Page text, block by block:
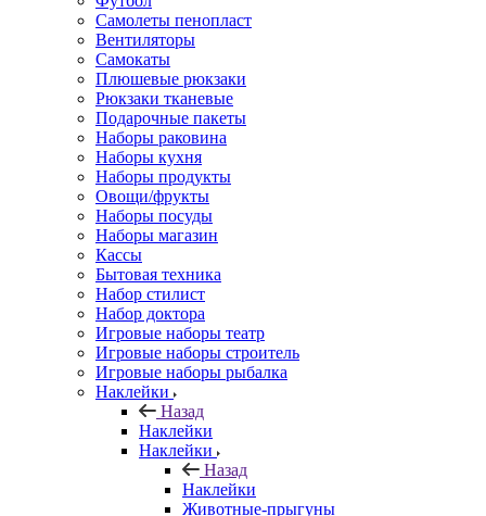
Самолеты пенопласт
Вентиляторы
Самокаты
Плюшевые рюкзаки
Рюкзаки тканевые
Подарочные пакеты
Наборы раковина
Наборы кухня
Наборы продукты
Овощи/фрукты
Наборы посуды
Наборы магазин
Кассы
Бытовая техника
Набор стилист
Набор доктора
Игровые наборы театр
Игровые наборы строитель
Игровые наборы рыбалка
Наклейки
Назад
Наклейки
Наклейки
Назад
Наклейки
Животные-прыгуны